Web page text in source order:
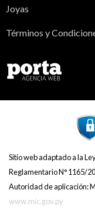
Joyas
Términos y
Sitio web adaptado a la
Reglamentario N° 1165/
Autoridad de aplicación:
www.mic.gov.py